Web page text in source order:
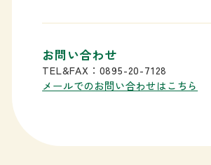
お問い合わせ
TEL&FAX：0895-20-7128
メールでのお問い合わせはこちら